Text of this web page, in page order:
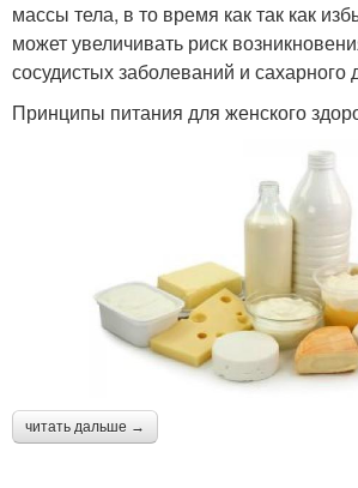
массы тела, в то время как так как
может увеличивать риск
сосудистых заболеваний и сахарного
Принципы питания для женского
читать дальше →